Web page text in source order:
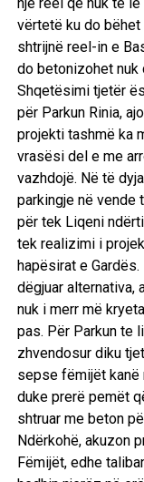
vërtetë ku do
shtrijnë reel-in e
do betonizohet nuk
Shqetësimi tjetër
për Parkun Rinia,
projekti tashmë ka
vrasësi del e me
vazhdojë. Në të
parkingje në vende
për tek Liqeni
tek realizimi i
hapësirat e
dëgjuar alternativa,
nuk i merr më
pas. Për Parkun te
zhvendosur diku
sepse fëmijët kanë
duke prerë pemët
shtruar me beton
Ndërkohë, akuzon
Fëmijët, edhe